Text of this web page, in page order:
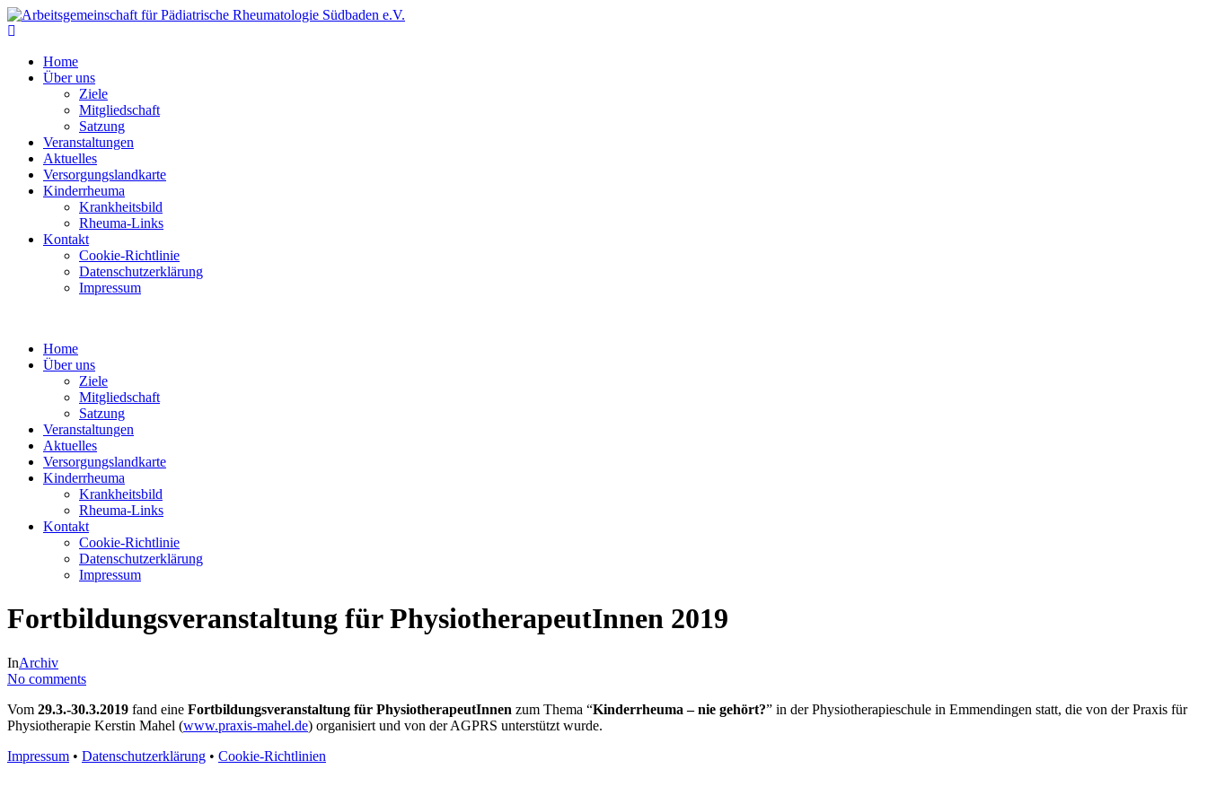
Home
Über uns
Ziele
Mitgliedschaft
Satzung
Veranstaltungen
Aktuelles
Versorgungslandkarte
Kinderrheuma
Krankheitsbild
Rheuma-Links
Kontakt
Cookie-Richtlinie
Datenschutzerklärung
Impressum
Home
Über uns
Ziele
Mitgliedschaft
Satzung
Veranstaltungen
Aktuelles
Versorgungslandkarte
Kinderrheuma
Krankheitsbild
Rheuma-Links
Kontakt
Cookie-Richtlinie
Datenschutzerklärung
Impressum
Fortbildungsveranstaltung für PhysiotherapeutInnen 2019
InArchiv
No comments
Vom 29.3.-30.3.2019 fand eine Fortbildungsveranstaltung für PhysiotherapeutInnen zum Thema “Kinderrheuma – nie gehört?” in der Physiotherapieschule in Emmendingen statt, die von der Praxis für
Physiotherapie Kerstin Mahel (www.praxis-mahel.de) organisiert und von der AGPRS unterstützt wurde.
Impressum • Datenschutzerklärung • Cookie-Richtlinien